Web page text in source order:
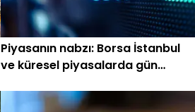
Piyasanın nabzı: Borsa İstanbul
ve küresel piyasalarda gün